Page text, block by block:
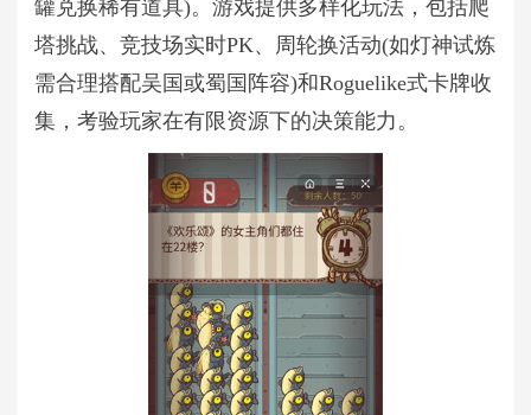
罐兑换稀有道具)。游戏提供多样化玩法，包括爬
塔挑战、竞技场实时PK、周轮换活动(如灯神试炼
需合理搭配吴国或蜀国阵容)和Roguelike式卡牌收
集，考验玩家在有限资源下的决策能力。